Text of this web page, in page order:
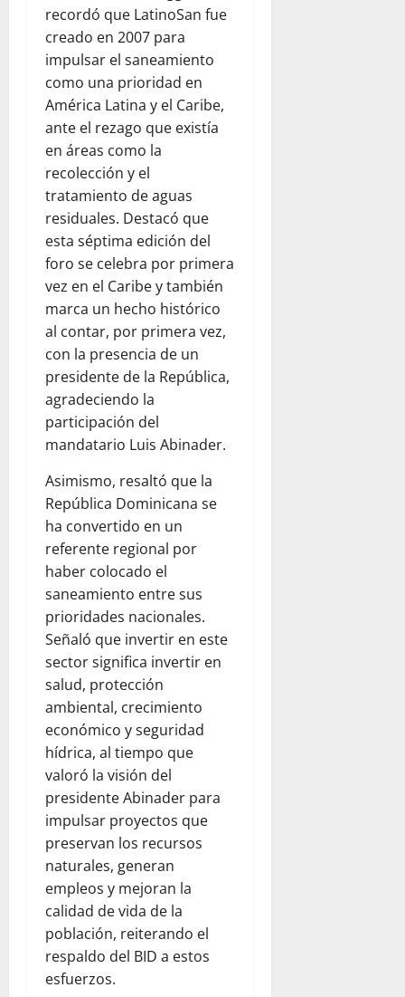
recordó que LatinoSan fue
creado en 2007 para
impulsar el saneamiento
como una prioridad en
América Latina y el Caribe,
ante el rezago que existía
en áreas como la
recolección y el
tratamiento de aguas
residuales. Destacó que
esta séptima edición del
foro se celebra por primera
vez en el Caribe y también
marca un hecho histórico
al contar, por primera vez,
con la presencia de un
presidente de la República,
agradeciendo la
participación del
mandatario Luis Abinader.
Asimismo, resaltó que la
República Dominicana se
ha convertido en un
referente regional por
haber colocado el
saneamiento entre sus
prioridades nacionales.
Señaló que invertir en este
sector significa invertir en
salud, protección
ambiental, crecimiento
económico y seguridad
hídrica, al tiempo que
valoró la visión del
presidente Abinader para
impulsar proyectos que
preservan los recursos
naturales, generan
empleos y mejoran la
calidad de vida de la
población, reiterando el
respaldo del BID a estos
esfuerzos.